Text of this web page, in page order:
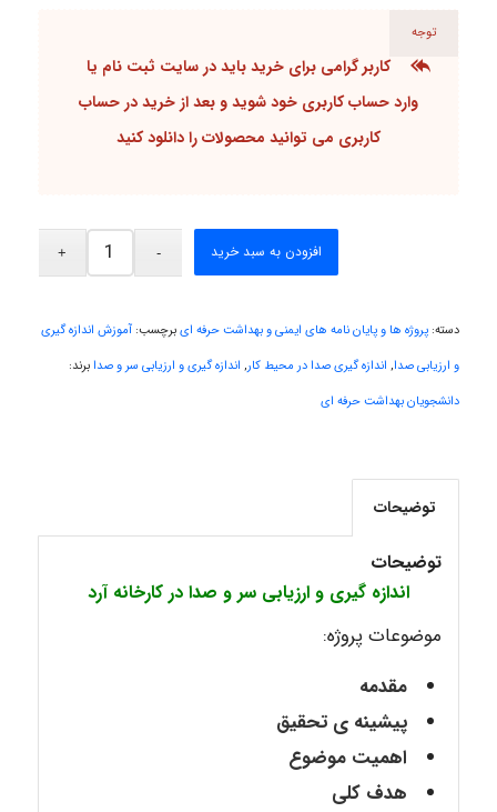
Rtk2099
Arshiaaihsra
ABOALFZAL ZAREI
توجه
کاربر گرامی برای خرید باید در سایت ثبت نام یا
وارد حساب کاربری خود شوید و بعد از خرید در حساب
کاربری می توانید محصولات را دانلود کنید
افزودن به سبد خرید
دسته: پروژه ها و پایان نامه های ایمنی و بهداشت حرفه ای برچسب: آموزش اندازه گیری
و ارزیابی صدا, اندازه گیری صدا در محیط کار, اندازه گیری و ارزیابی سر و صدا برند:
دانشجویان بهداشت حرفه ای
توضیحات
توضیحات
اندازه گیری و ارزیابی سر و صدا در کارخانه آرد
موضوعات پروژه:
مقدمه
پیشینه ی تحقیق
اهمیت موضوع
هدف کلی